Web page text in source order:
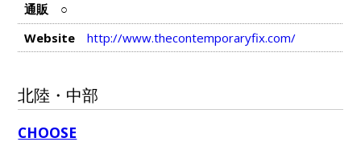
通販
○
Website
http://www.thecontemporaryfix.com/
北陸・中部
CHOOSE